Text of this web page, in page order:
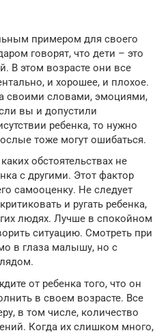
примером для своего
говорят, что дети – это
В этом возрасте они все
и хорошее, и плохое.
своими словами, эмоциями,
вы и допустили
ребенка, то нужно
тоже могут ошибаться.
обстоятельствах не
с другими. Этот фактор
самооценку. Не следует
и ругать ребенка,
людях. Лучше в спокойном
ситуацию. Смотреть при
в глаза малышу, но с
от ребенка того, что он
в своем возрасте. Все
в том числе, количество
Когда их слишком много,